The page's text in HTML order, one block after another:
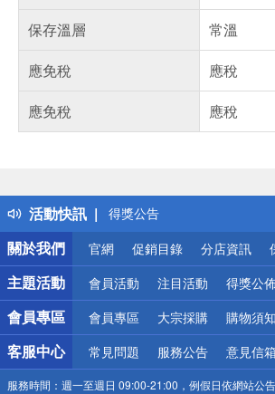
保存溫層
常溫
應免稅
應稅
應免稅
應稅
活動快訊 熱門話題
銀行優惠
偏遠地區配送
詐騙網頁！請小心！
關於我們
官網 促銷目錄 分店資訊
主題活動 會員活動 注目活動 得獎公
會員專區 會員專區 大宗採購 購物須知
客服中心 常見問題 服務公告 意見信
服務時間： 週一至週日 09:00-21:00，例假日依網站公